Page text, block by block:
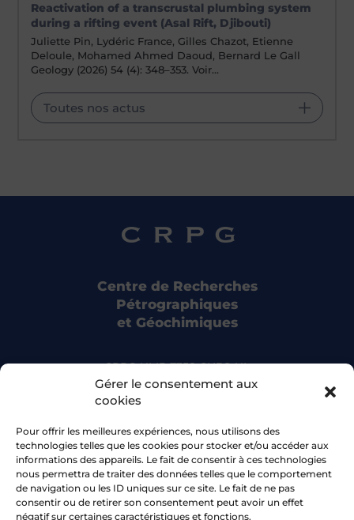
Gérer le consentement aux
cookies
Pour offrir les meilleures expériences, nous utilisons des
technologies telles que les cookies pour stocker et/ou accéder aux
informations des appareils. Le fait de consentir à ces technologies
nous permettra de traiter des données telles que le comportement
de navigation ou les ID uniques sur ce site. Le fait de ne pas
consentir ou de retirer son consentement peut avoir un effet
négatif sur certaines caractéristiques et fonctions.
Reactivation of a transcrustal plumbing system
during a rifting event (Asal Rift, Djibouti)
Juliette Pin, Lydéric France, Gilles Chazot, Etienne
Deloule, Mohamed Ahmed Daoud, Bernard Le Gall
Geology (2026) 54 (4): 348–353. Voir…
Toutes nos actus
Centre de Recherches
Pétrographiques
et Géochimiques
CRPG UMR 7358 CNRS-UL
15 rue Notre Dame des Pauvres
54500 Vandoeuvre-lès-Nancy
Bluesky
Facebook